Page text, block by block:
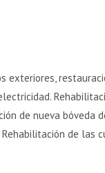
de nueva
de las